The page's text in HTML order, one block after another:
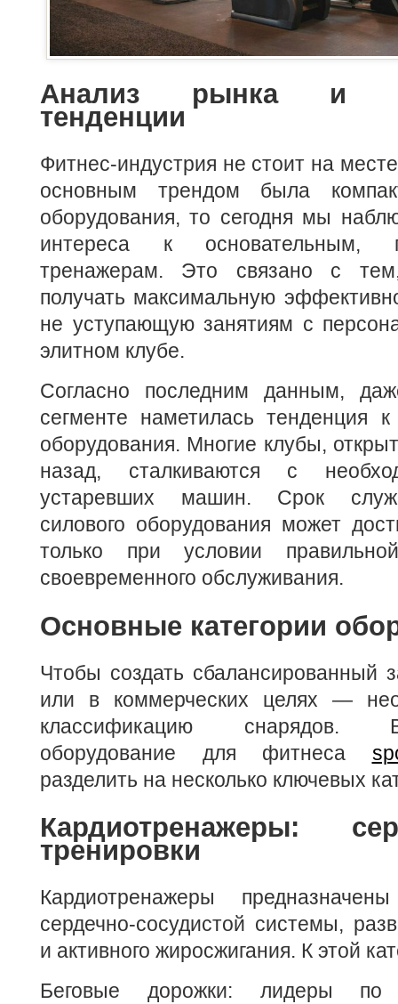
Анализ рынка и
тенденции
Фитнес-индустрия не стоит на
основным трендом была
оборудования, то сегодня мы
интереса к основательным,
тренажерам. Это связано с
получать максимальную
не уступающую занятиям с
элитном клубе.
Согласно последним данным,
сегменте наметилась тенденция
оборудования. Многие клубы,
назад, сталкиваются с
устаревших машин. Срок
силового оборудования может
только при условии
своевременного обслуживания.
Основные категории
Чтобы создать сбалансированный
или в коммерческих целях —
классификацию снарядов.
оборудование для фитнеса
разделить на несколько ключевых
Кардиотренажеры:
тренировки
Кардиотренажеры
сердечно-сосудистой системы,
и активного жиросжигания. К этой
Беговые дорожки: лидеры по